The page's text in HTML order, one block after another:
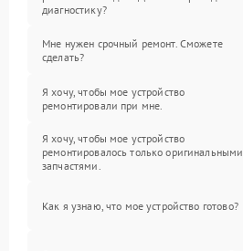
диагностику?
Мне нужен срочный ремонт. Сможете
сделать?
Я хочу, чтобы мое устройство
ремонтировали при мне.
Я хочу, чтобы мое устройство
ремонтировалось только оригинальными
запчастями.
Как я узнаю, что мое устройство готово?